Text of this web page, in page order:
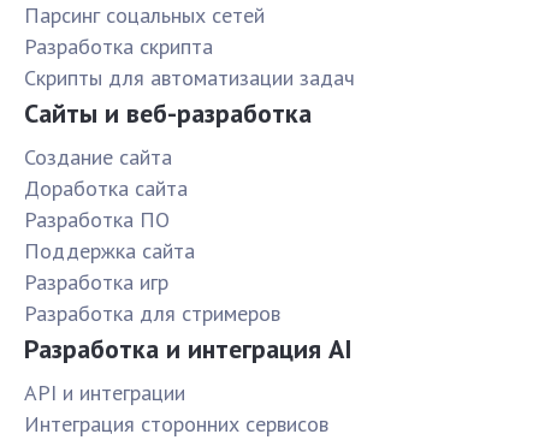
Парсинг соцальных сетей
Разработка скрипта
Скрипты для автоматизации задач
Сайты и веб-разработка
Создание сайта
Доработка сайта
Разработка ПО
Поддержка сайта
Разработка игр
Разработка для стримеров
Разработка и интеграция AI
API и интеграции
Интеграция сторонних сервисов